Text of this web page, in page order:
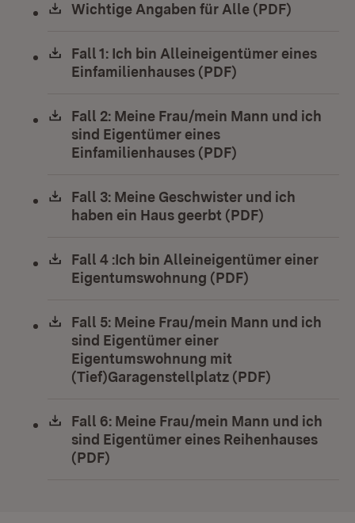
Download:
Wichtige Angaben für Alle (PDF)
Download:
Fall 1: Ich bin Alleineigentümer eines
Einfamilienhauses (PDF)
Download:
Fall 2: Meine Frau/mein Mann und ich
sind Eigentümer eines
Einfamilienhauses (PDF)
Download:
Fall 3: Meine Geschwister und ich
haben ein Haus geerbt (PDF)
Download:
Fall 4 :Ich bin Alleineigentümer einer
Eigentumswohnung (PDF)
Download:
Fall 5: Meine Frau/mein Mann und ich
sind Eigentümer einer
Eigentumswohnung mit
(Tief)Garagenstellplatz (PDF)
Download:
Fall 6: Meine Frau/mein Mann und ich
sind Eigentümer eines Reihenhauses
(PDF)